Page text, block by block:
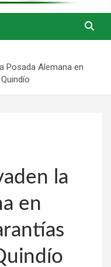
Posada Alemana en
la
en